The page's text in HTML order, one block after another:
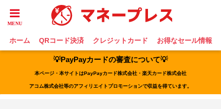
ホーム QRコード決済 クレジットカード お得なセール情報
💡PayPayカードの審査について💡
本ページ・本サイトはPayPayカード株式会社・楽天カード株式会社
アコム株式会社等のアフィリエイトプロモーションで収益を得ています。